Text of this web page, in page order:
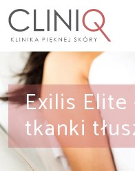
Main Navigation
Exilis
tkanki